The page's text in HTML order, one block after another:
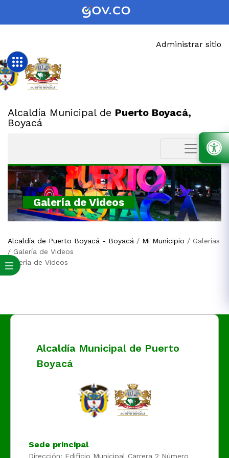
Administrar sitio
Alcaldía Municipal de Puerto Boyacá,
Boyacá
Galería de Videos
Alcaldía de Puerto Boyacá - Boyacá / Mi Municipio / Galerías
/ Galería de Videos
Galería de Videos
Alcaldía Municipal de Puerto
Boyacá
Sede principal
Dirección: Edificio Municipal Carrera 2 Número